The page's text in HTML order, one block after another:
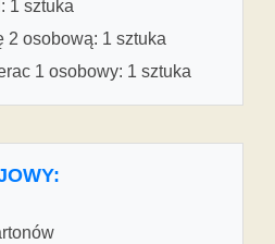
1 sztuka
2 osobową: 1 sztuka
1 osobowy: 1 sztuka